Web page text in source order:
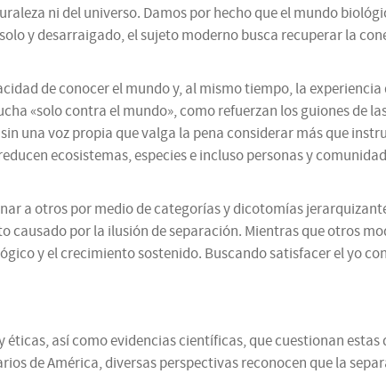
ni del universo. Damos por hecho que el mundo
y desarraigado, el sujeto moderno busca recuperar la
de conocer el mundo y, al mismo tiempo, la
«solo contra el mundo», como refuerzan los guiones de
una voz propia que valga la pena considerar más que
ecosistemas, especies e incluso personas y
a otros por medio de categorías y dicotomías
por la ilusión de separación. Mientras que otros
y el crecimiento sostenido. Buscando satisfacer el yo
así como evidencias científicas, que cuestionan
de América, diversas perspectivas reconocen que la